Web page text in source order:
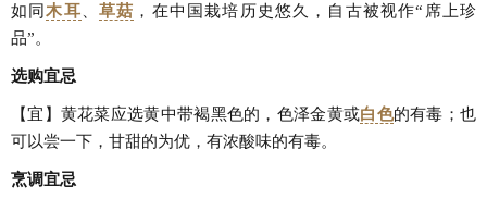
如同木耳、 草菇 ，在中国栽培历史悠久，自古被视作“席上珍
品”。
选购宜忌
【宜】黄花菜应选黄中带褐黑色的，色泽金黄或白色的有毒；也
可以尝一下，甘甜的为优，有浓酸味的有毒。
烹调宜忌